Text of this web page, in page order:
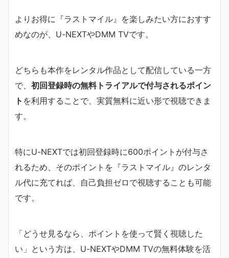
よりお得に『ラストマイル』を楽しみたい方におすす
めなのが、U-NEXTやDMM TVです。
どちらも本作をレンタル作品として配信している一方
で、 初回登録時の無料トライアルで付与されるポイン
ト を利用することで、実質無料に近い形で視聴できま
す。
特にU-NEXTでは初回登録時に600ポイントが付与さ
れるため、そのポイントを『ラストマイル』のレンタ
ル代に充てれば、自己負担ゼロで視聴することも可能
です。
「どうせ見るなら、ポイントを使って賢く視聴した
い」という方は、U-NEXTやDMM TVの無料体験を活